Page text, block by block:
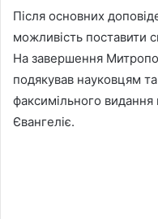
Після основних
можливість поставити
На завершення
подякував науковцям
факсимільного видання
Євангеліє.